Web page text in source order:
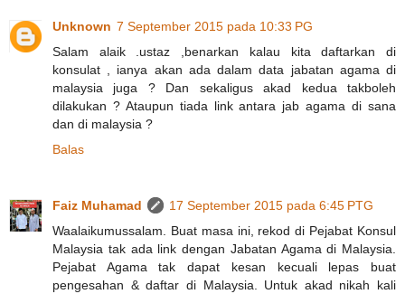
Unknown 7 September 2015 pada 10:33 PG
Salam alaik .ustaz ,benarkan kalau kita daftarkan di
konsulat , ianya akan ada dalam data jabatan agama di
malaysia juga ? Dan sekaligus akad kedua takboleh
dilakukan ? Ataupun tiada link antara jab agama di sana
dan di malaysia ?
Balas
Faiz Muhamad
17 September 2015 pada 6:45 PTG
Waalaikumussalam. Buat masa ini, rekod di Pejabat Konsul
Malaysia tak ada link dengan Jabatan Agama di Malaysia.
Pejabat Agama tak dapat kesan kecuali lepas buat
pengesahan & daftar di Malaysia. Untuk akad nikah kali